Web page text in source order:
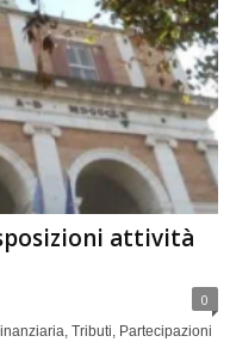
attività
0
Tributi, Partecipazioni